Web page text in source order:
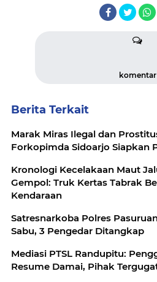
komentar
Berita Terkait
Marak Miras Ilegal dan
Forkopimda Sidoarjo Siapkan
Kronologi Kecelakaan Maut
Gempol: Truk Kertas Tabrak
Kendaraan
Satresnarkoba Polres
Sabu, 3 Pengedar Ditangkap
Mediasi PTSL Randupitu:
Resume Damai, Pihak